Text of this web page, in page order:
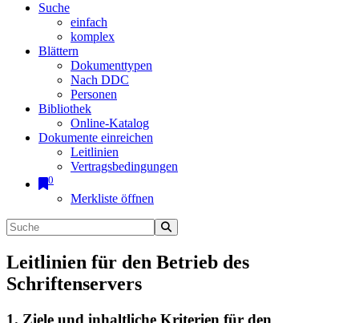
Suche
einfach
komplex
Blättern
Dokumenttypen
Nach DDC
Personen
Bibliothek
Online-Katalog
Dokumente einreichen
Leitlinien
Vertragsbedingungen
0
Merkliste öffnen
Leitlinien für den Betrieb des
Schriftenservers
1. Ziele und inhaltliche Kriterien für den